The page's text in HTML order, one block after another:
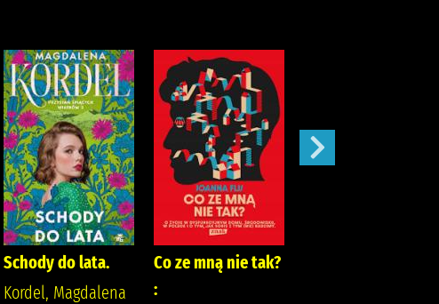
Schody do lata.
Kordel, Magdalena
Co ze mną nie tak?
: